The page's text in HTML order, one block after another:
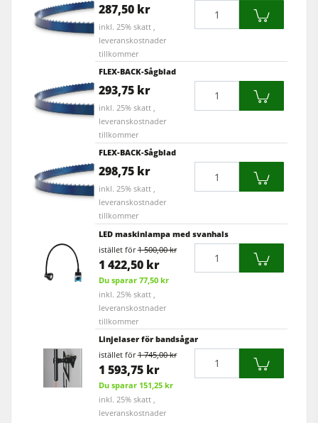
287,50 kr
inkl. 25% skatt ,
leveranskostnader
tillkommer
FLEX-BACK-Sågblad
293,75 kr
inkl. 25% skatt ,
leveranskostnader
tillkommer
FLEX-BACK-Sågblad
298,75 kr
inkl. 25% skatt ,
leveranskostnader
tillkommer
LED maskinlampa med svanhals
istället för1 500,00 kr
1 422,50 kr
Du sparar 77,50 kr
inkl. 25% skatt ,
leveranskostnader
tillkommer
Linjelaser för bandsågar
istället för1 745,00 kr
1 593,75 kr
Du sparar 151,25 kr
inkl. 25% skatt ,
leveranskostnader